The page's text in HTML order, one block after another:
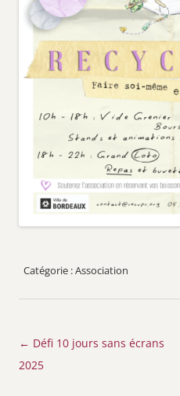
Association
Navigation
des
← Défi 10 jours sans écrans
2025